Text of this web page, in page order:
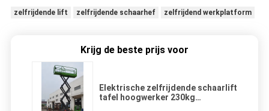
zelfrijdende lift zelfrijdende schaarhef zelfrijdend werkplatform
Krijg de beste prijs voor
Elektrische zelfrijdende schaarlift
tafel hoogwerker 230kg